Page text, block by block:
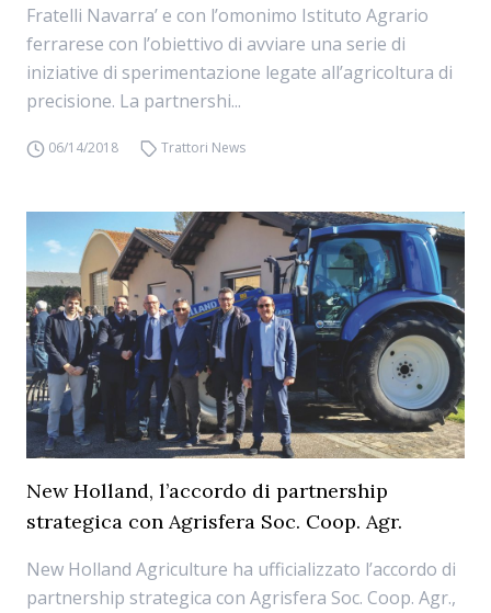
Fratelli Navarra’ e con l’omonimo Istituto Agrario
ferrarese con l’obiettivo di avviare una serie di
iniziative di sperimentazione legate all’agricoltura di
precisione. La partnershi...
06/14/2018 Trattori News
New Holland, l’accordo di partnership
strategica con Agrisfera Soc. Coop. Agr.
New Holland Agriculture ha ufficializzato l’accordo di
partnership strategica con Agrisfera Soc. Coop. Agr.,